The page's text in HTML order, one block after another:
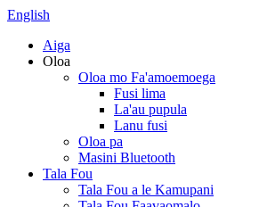
English
Aiga
Oloa
Oloa mo Fa'amoemoega
Fusi lima
La'au pupula
Lanu fusi
Oloa pa
Masini Bluetooth
Tala Fou
Tala Fou a le Kamupani